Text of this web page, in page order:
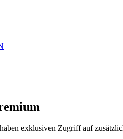
exklusiven Zugriff auf